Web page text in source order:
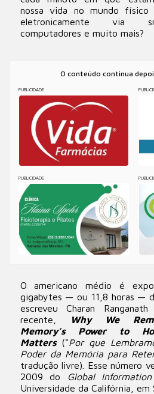
nossa vida no mundo
eletronicamente via
computadores e muito mais?
O conteúdo continua
PUBLICIDADE
PUBLICIDADE
O americano médio é
gigabytes — ou 11,8 horas —
escreveu Charan
recente,
Why We
Memory’s Power to
Matters("Por que
Poder da Memória para
tradução livre). Esse número
2009 do
Global
Universidade da Califórnia, em